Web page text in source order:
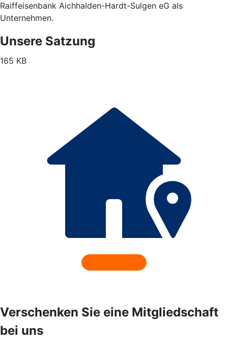
Raiffeisenbank Aichhalden-Hardt-Sulgen eG als
Unternehmen.
Unsere Satzung
165 KB
Verschenken Sie eine Mitgliedschaft
bei uns